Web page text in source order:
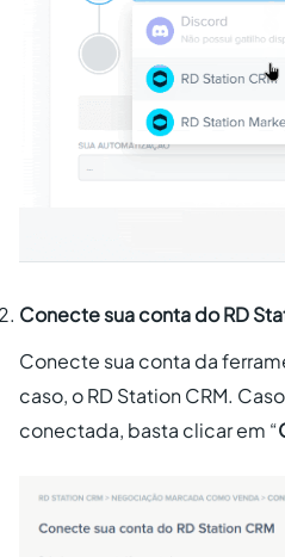
Conecte sua conta do RD
Conecte sua conta da
caso, o RD Station CRM.
conectada, basta clicar em “